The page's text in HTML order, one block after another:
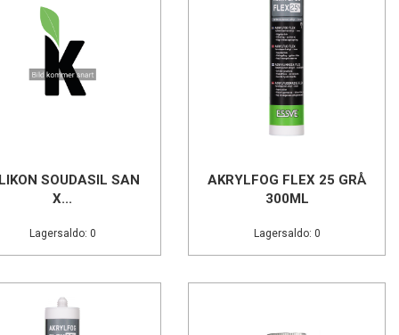
SOUDASIL SAN
X...
Lagersaldo: 0
AKRYLFOG FLEX 25 GRÅ
300ML
Lagersaldo: 0